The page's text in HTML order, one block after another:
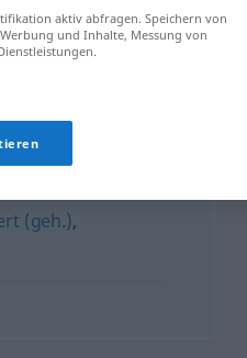
(geh.),
aktiv abfragen. Speichern von
und Inhalte, Messung von